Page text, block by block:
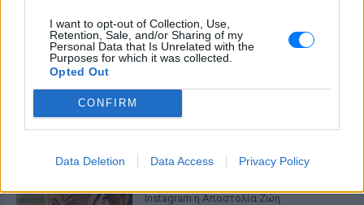
I want to opt-out of Collection, Use,
Retention, Sale, and/or Sharing of my
Personal Data that Is Unrelated with the
Purposes for which it was collected.
Opted Out
CONFIRM
Data Deletion Data Access Privacy Policy
το Αιγαίο
ΠΡΙΝ 11 ΏΡΕΣ
Η Αποστολία Ζώη σε παραλία:
ΠΡΙΝ 11 ΏΡΕΣ
Instagram η Αποστολία Ζώη